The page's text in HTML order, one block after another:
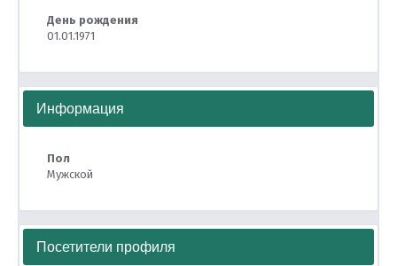
День рождения
01.01.1971
Информация
Пол
Мужской
Посетители профиля